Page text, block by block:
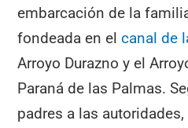
embarcación de la
fondeada en elcanal de
Arroyo Durazno y el
Paraná de las Palmas.
padres a las autoridades,